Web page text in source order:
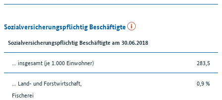
Sozialversicherungspflichtig Beschäftigte
Sozialversicherungspflichtig Beschäftigte am 30.06.2018
... insgesamt (je 1.000 Einwohner) 283,5
... Land- und Forstwirtschaft,
Fischerei
0,9 %